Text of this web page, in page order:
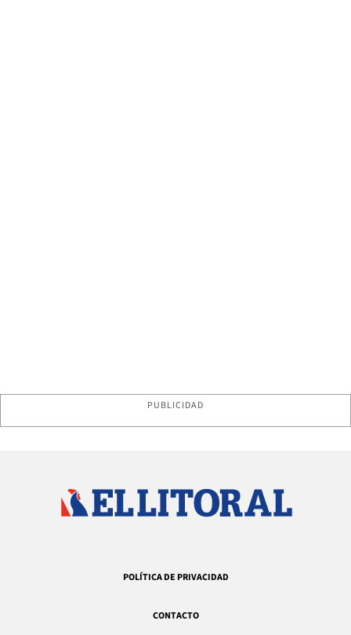
PUBLICIDAD
POLÍTICA DE PRIVACIDAD
CONTACTO